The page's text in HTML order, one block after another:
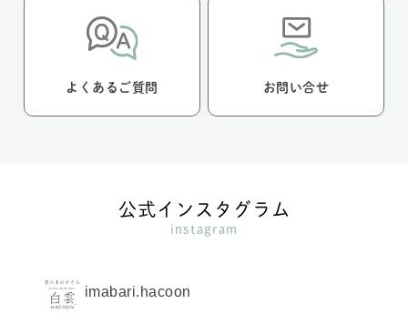
よくあるご質問 お問い合せ
公式インスタグラム
instagram
imabari.hacoon